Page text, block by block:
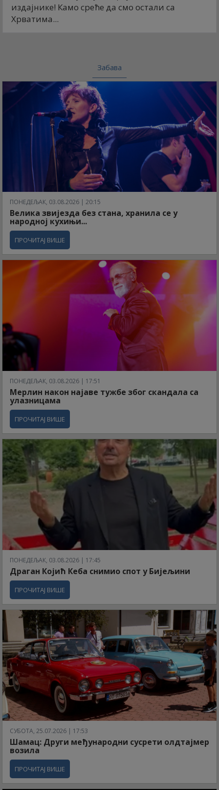
издајнике! Камо среће да смо остали са
Хрватима...
Забава
ПОНЕДЕЉАК, 03.08.2026 | 20:15
Велика звијезда без стана, хранила се у
народној кухињи...
ПРОЧИТАЈ ВИШЕ
ПОНЕДЕЉАК, 03.08.2026 | 17:51
Мерлин након најаве тужбе због скандала са
улазницама
ПРОЧИТАЈ ВИШЕ
ПОНЕДЕЉАК, 03.08.2026 | 17:45
Драган Којић Кеба снимио спот у Бијељини
ПРОЧИТАЈ ВИШЕ
СУБОТА, 25.07.2026 | 17:53
Шамац: Други међународни сусрети олдтајмер
возила
ПРОЧИТАЈ ВИШЕ